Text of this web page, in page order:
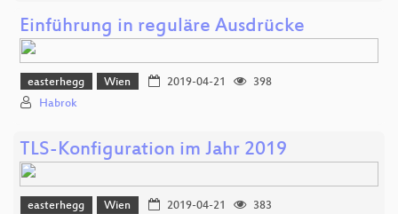
Einführung in reguläre Ausdrücke
easterhegg Wien 2019-04-21
398
Habrok
TLS-Konfiguration im Jahr 2019
easterhegg Wien 2019-04-21
383